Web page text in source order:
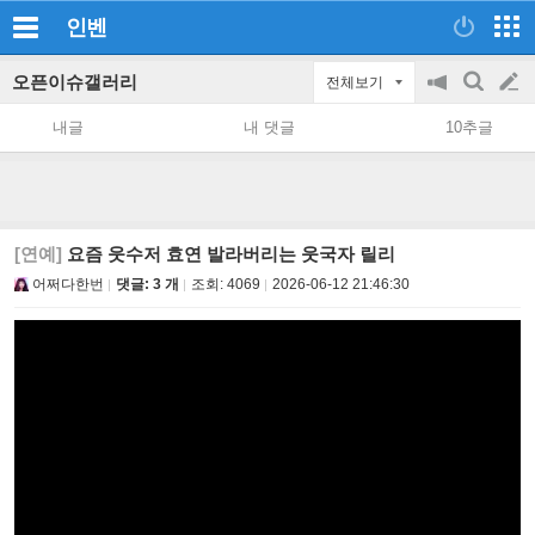
인벤
오픈이슈갤러리 전체보기
공
지
on/off
검
색
글
쓰
내글 내 댓글 10추글
[연예] 요즘 웃수저 효연 발라버리는 웃국자 릴리
어쩌다한번 댓글: 3 개 조회: 4069 2026-06-12 21:46:30